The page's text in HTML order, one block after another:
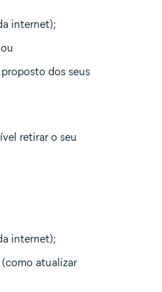
internet);
dos seus
retirar o seu
internet);
atualizar